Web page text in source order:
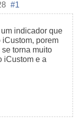
#1
indicador que
porem
torna muito
iCustom e a